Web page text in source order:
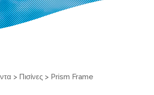
> Πισίνες > Prism Frame